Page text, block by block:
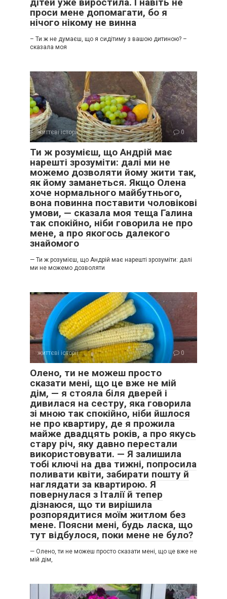
проси мене допомагати, бо я
нічого нікому не винна
– Ти ж не думаєш, що я сидітиму з вашою дитиною? –
сказала моя
життєві історії 0
Ти ж розумієш, що Андрій має
нарешті зрозуміти: далі ми не
можемо дозволяти йому жити так,
як йому заманеться. Якщо Олена
хоче нормального майбутнього,
вона повинна поставити чоловікові
умови, — сказала моя теща Галина
так спокійно, ніби говорила не про
мене, а про якогось далекого
знайомого
— Ти ж розумієш, що Андрій має нарешті зрозуміти: далі
ми не можемо дозволяти
життєві історії 0
Олено, ти не можеш просто
сказати мені, що це вже не мій
дім, — я стояла біля дверей і
дивилася на сестру, яка говорила
зі мною так спокійно, ніби йшлося
не про квартиру, де я прожила
майже двадцять років, а про якусь
стару річ, яку давно перестали
використовувати. — Я залишила
тобі ключі на два тижні, попросила
поливати квіти, забирати пошту й
наглядати за квартирою. Я
повернулася з Італії й тепер
дізнаюся, що ти вирішила
розпорядитися моїм житлом без
мене. Поясни мені, будь ласка, що
тут відбулося, поки мене не було?
— Олено, ти не можеш просто сказати мені, що це вже не
мій дім,